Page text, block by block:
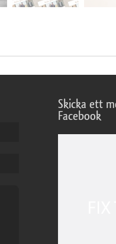
Skicka ett
Facebook